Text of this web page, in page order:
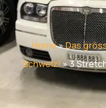
Home»Das
Schweiz!»3